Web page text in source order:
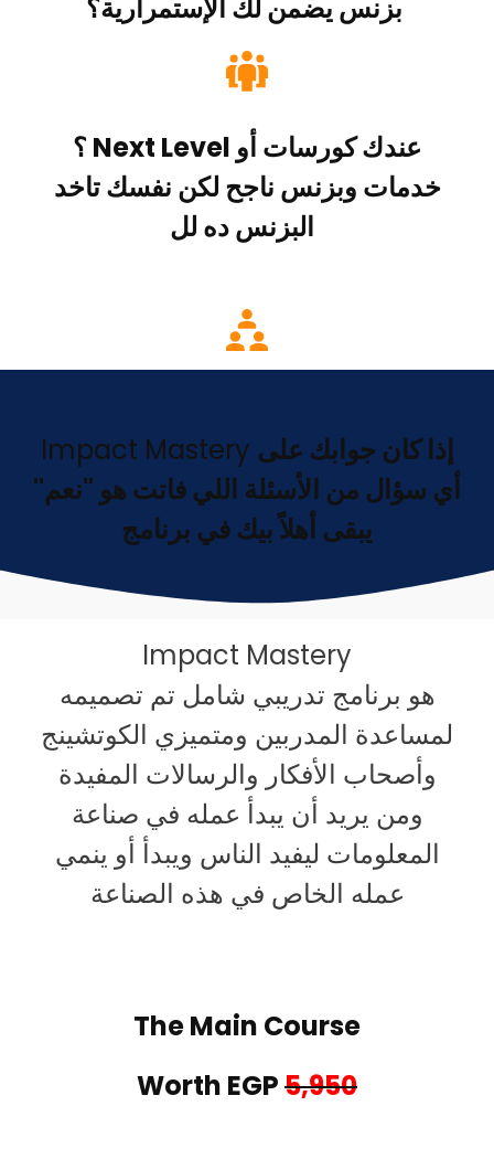
؟ Next Level عندك كورسات أو
خدمات وبزنس ناجح لكن نفسك تاخد
Impact Mastery إذا كان جوابك على
أي سؤال من الأسئلة اللي فاتت هو "نعم"
يبقى أهلاً بيك في برنامج
Impact Mastery
هو برنامج تدريبي شامل تم تصميمه
لمساعدة المدربين ومتميزي الكوتشينج
وأصحاب الأفكار والرسالات المفيدة
ومن يريد أن يبدأ عمله في صناعة
المعلومات ليفيد الناس ويبدأ أو ينمي
عمله الخاص في هذه الصناعة
The Main Course
Worth EGP5,950